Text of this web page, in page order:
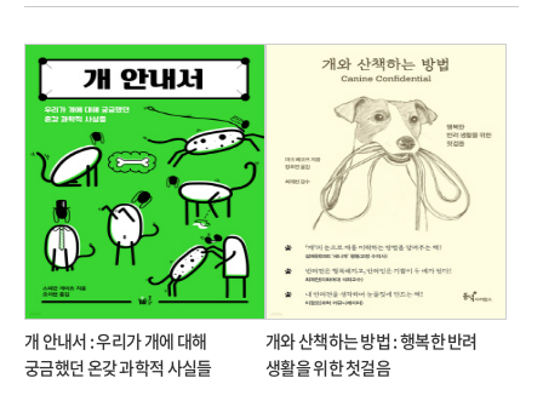
개 안내서 : 우리가 개에 대해
궁금했던 온갖 과학적 사실들
개와 산책하는 방법 : 행복한 반려
생활을 위한 첫걸음